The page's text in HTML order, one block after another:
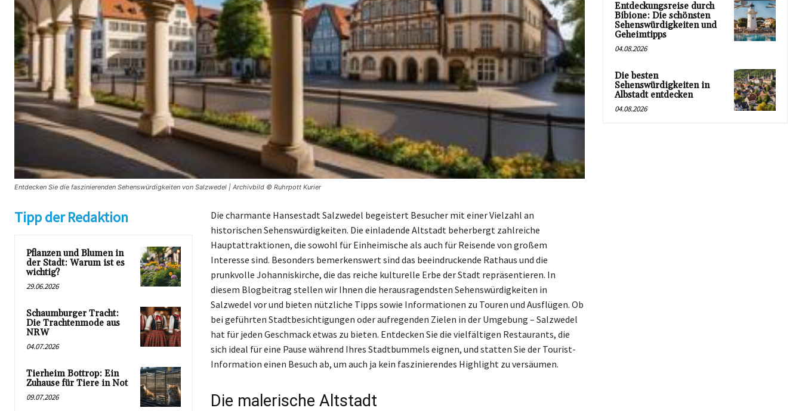
Entdecken Sie die faszinierenden Sehenswürdigkeiten von Salzwedel | Archivbild © Ruhrpott Kurier
Tipp der Redaktion
Pflanzen und Blumen in
der Stadt: Warum ist es
wichtig?
29.06.2026
Schaumburger Tracht:
Die Trachtenmode aus
NRW
04.07.2026
Tierheim Bottrop: Ein
Zuhause für Tiere in Not
09.07.2026
Die charmante Hansestadt Salzwedel begeistert Besucher mit einer Vielzahl an
historischen Sehenswürdigkeiten. Die einladende Altstadt beherbergt zahlreiche
Hauptattraktionen, die sowohl für Einheimische als auch für Reisende von großem
Interesse sind. Besonders bemerkenswert sind das beeindruckende Rathaus und die
prunkvolle Johanniskirche, die das reiche kulturelle Erbe der Stadt repräsentieren. In
diesem Blogbeitrag stellen wir Ihnen die herausragendsten Sehenswürdigkeiten in
Salzwedel vor und bieten nützliche Tipps sowie Informationen zu Touren und Ausflügen. Ob
bei geführten Stadtbesichtigungen oder aufregenden Zielen in der Umgebung – Salzwedel
hat für jeden Geschmack etwas zu bieten. Entdecken Sie die vielfältigen Restaurants, die
sich ideal für eine Pause während Ihres Stadtbummels eignen, und statten Sie der Tourist-
Information einen Besuch ab, um auch ja kein faszinierendes Highlight zu versäumen.
Die malerische Altstadt
Entdeckungsreise durch
Bibione: Die schönsten
Sehenswürdigkeiten und
Geheimtipps
04.08.2026
Die besten
Sehenswürdigkeiten in
Albstadt entdecken
04.08.2026